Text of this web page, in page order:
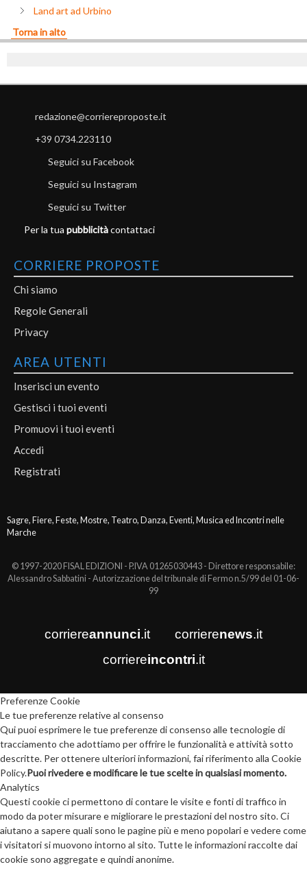
Land art ad Urbino
Torna in alto
redazione@corriereproposte.it
+39 0734.223110
Seguici su Facebook
Seguici su Instagram
Seguici su Twitter
Per la tua pubblicitàcontattaci
CORRIERE PROPOSTE
Chi siamo
Regole Generali
Privacy
AREA UTENTI
Inserisci un evento
Gestisci i tuoi eventi
Promuovi i tuoi eventi
Accedi
Registrati
Sagre, Fiere, Feste, Mostre, Teatro, Danza, Eventi, Musica ed Incontri nelle
Marche
© 1997-2020 FISAL EDIZIONI - P.IVA 01265030443 - Direttore responsabile:
Alessandro Sabbatini - Autorizzazione del tribunale di Fermo n.5/99 del 01-06-
99
corriereannunci.it corrierenews.it
corriereincontri.it
Preferenze Cookie
Le tue preferenze relative al consenso
Qui puoi esprimere le tue preferenze di consenso alle tecnologie di
tracciamento che adottiamo per offrire le funzionalità e attività sotto
descritte. Per ottenere ulteriori informazioni, fai riferimento alla Cookie
Policy.Puoi rivedere e modificare le tue scelte in qualsiasi momento.
Analytics
Questi cookie ci permettono di contare le visite e fonti di traffico in
modo da poter misurare e migliorare le prestazioni del nostro sito. Ci
aiutano a sapere quali sono le pagine più e meno popolari e vedere come
i visitatori si muovono intorno al sito. Tutte le informazioni raccolte dai
cookie sono aggregate e quindi anonime.